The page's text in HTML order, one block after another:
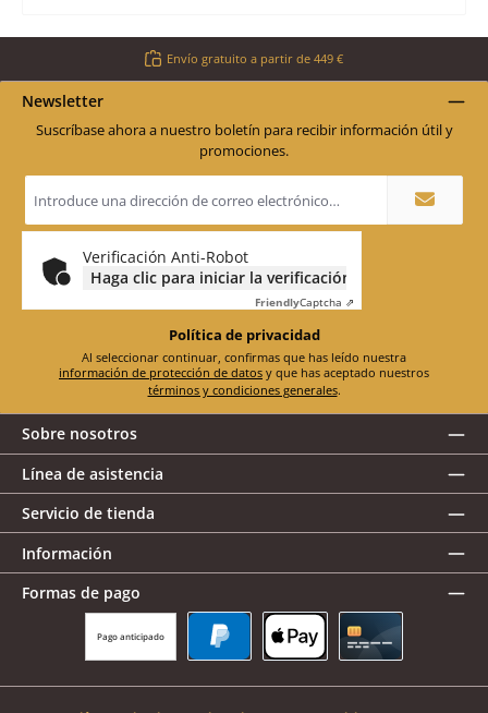
Envío gratuito a partir de 449 €
Newsletter
Suscríbase ahora a nuestro boletín para recibir información útil y
promociones.
de
correo
electrónico
Verificación Anti-Robot
Haga clic para iniciar la verificación
FriendlyCaptcha ⇗
Política de privacidad
información de protección de datos
términos y condiciones generales.
Sobre nosotros
Línea de asistencia
Servicio de tienda
Información
Formas de pago
Pago anticipado